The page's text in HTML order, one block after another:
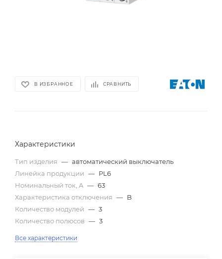
В ИЗБРАННОЕ СРАВНИТЬ
Характеристики
Тип изделия — автоматический выключатель
Линейка продукции — PL6
Номинальный ток, A — 63
Характеристика отключения — B
Количество модулей — 3
Количество полюсов — 3
Все характеристики